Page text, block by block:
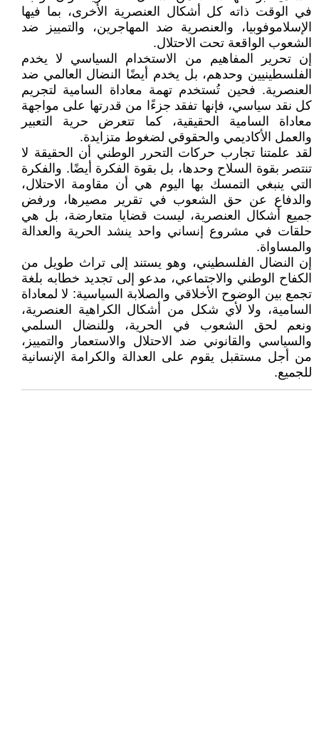
في الوقت ذاته كل أشكال العنصرية الأخرى، بما فيها
‏الإسلاموفوبيا، والعنصرية ضد المهاجرين، والتمييز ضد
الشعوب الواقعة تحت ‏الاحتلال‎.‎
إن تحرير المفاهيم من الاستخدام السياسي لا يخدم
الفلسطينيين وحدهم، بل يخدم أيضًا ‏النضال العالمي ضد
العنصرية. فحين تُستخدم تهمة معاداة السامية لتجريم
كل نقد ‏سياسي، فإنها تفقد جزءًا من قدرتها على مواجهة
معاداة السامية الحقيقية، كما تتعرض ‏حرية التعبير
والعمل الأكاديمي والحقوقي لضغوط متزايدة‎.‎
لقد علمتنا تجارب حركات التحرر الوطني أن الحقيقة لا
تنتصر بقوة السلاح وحدها، بل ‏بقوة الفكرة أيضًا. والفكرة
التي ينبغي التمسك بها اليوم هي أن مقاومة الاحتلال،
والدفاع ‏عن حق الشعوب في تقرير مصيرها، ورفض
جميع أشكال العنصرية، ليست قضايا ‏متعارضة، بل هي
حلقات في مشروع إنساني واحد ينشد الحرية والعدالة
والمساواة‎.‎
إن النضال الفلسطيني، وهو يستند إلى تراث طويل من
الكفاح الوطني والاجتماعي، ‏مدعو إلى تجديد خطابه بلغة
تجمع بين الوضوح الأخلاقي والصلابة السياسية: لا ‏لمعاداة
السامية، ولا لأي شكل من أشكال الكراهية العنصرية،
ونعم لحق الشعوب في ‏الحرية، وللنضال السلمي
والسياسي والقانوني ضد الاحتلال والاستعمار والتمييز،
من ‏أجل مستقبل يقوم على العدالة والكرامة الإنسانية
للجميع‎.‎